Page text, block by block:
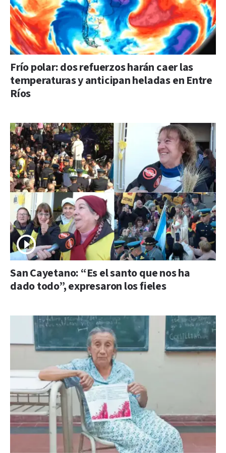
Frío polar: dos refuerzos harán caer las
temperaturas y anticipan heladas en Entre
Ríos
San Cayetano: “Es el santo que nos ha
dado todo”, expresaron los fieles